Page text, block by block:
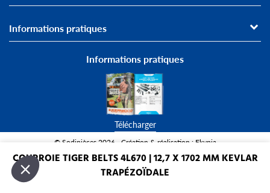
COURROIE TIGER BELTS 4L670 | 12,7 X 1702 MM KEVLAR
TRAPÉZOÏDALE
Informations pratiques
Informations pratiques
Télécharger
© Sodipièces 2026 - Création & réalisation : Ekypia
Paiement sécurisé Livraison